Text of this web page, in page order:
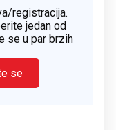
registracija.
jedan od
se u par brzih
se